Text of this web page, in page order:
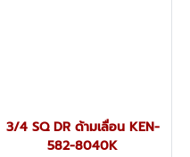
3/4 SQ DR ด้ามเลื่อน KEN-
582-8040K